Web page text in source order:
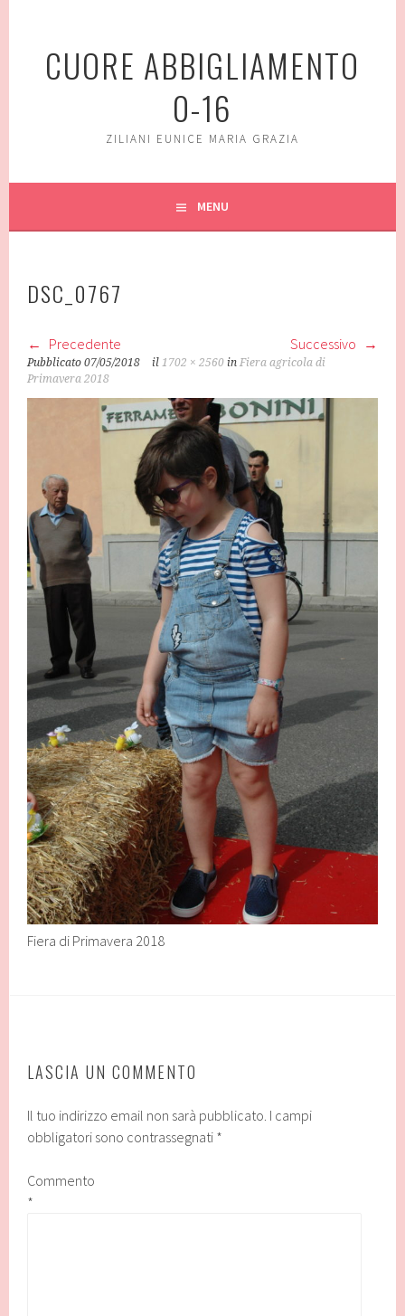
contenutoCUORE ABBIGLIAMENTO
0-16
ZILIANI EUNICE MARIA GRAZIA
MENU
DSC_0767
Precedente Successivo
Pubblicato07/05/2018 il1702 × 2560 inFiera agricola di
Primavera 2018
Fiera di Primavera 2018
LASCIA UN COMMENTO
Il tuo indirizzo email non sarà pubblicato. I campi
obbligatori sono contrassegnati *
Commento
*